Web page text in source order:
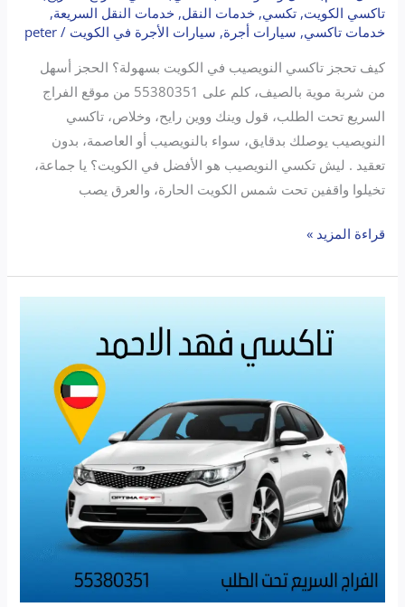
تاكسي الكويت,تكسي,خدمات النقل,خدمات النقل السريعة,
خدمات تاكسي, سيارات أجرة, سيارات الأجرة في الكويت /
peter
كيف تحجز تاكسي النويصيب في الكويت بسهولة؟ الحجز أسهل
من شربة موية بالصيف، كلم على 55380351 من موقع الفراج
السريع تحت الطلب، قول وينك ووين رايح، وخلاص، تاكسي
النويصيب يوصلك بدقايق، سواء بالنويصيب أو العاصمة، بدون
تعقيد . ليش تكسي النويصيب هو الأفضل في الكويت؟ يا جماعة،
تخيلوا واقفين تحت شمس الكويت الحارة، والعرق يصب
قراءة المزيد »
سيارات
أجرة
بالكويت
السريع